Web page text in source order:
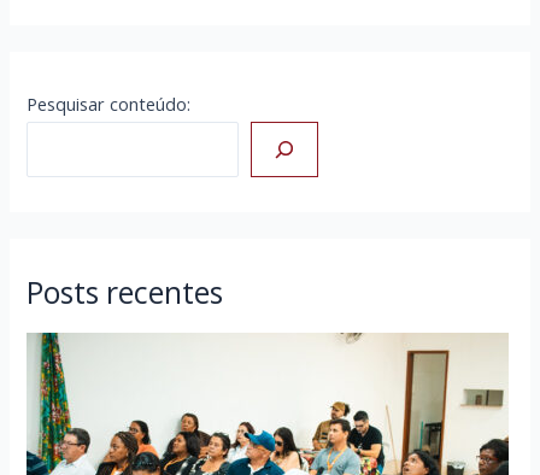
Pesquisar conteúdo:
Posts recentes